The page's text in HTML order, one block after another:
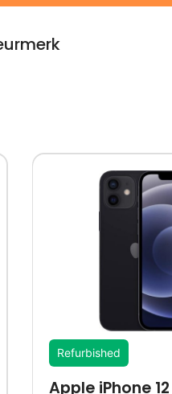
Refurbished
Apple iPhone